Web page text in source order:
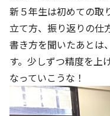
新５年生は初めての取
立て方、振り返りの仕
書き方を聞いたあとは
す。少しずつ精度を上
なっていこうな！